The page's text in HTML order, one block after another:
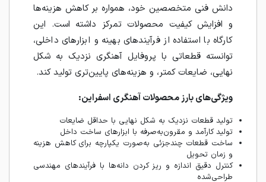
دانش فنی متخصصین خود، همواره بر کاهش هزینه‌ها
و افزایش کیفیت محصولات تمرکز داشته است. این
کارگاه با استفاده از فرآیندهای بهینه و ابزارهای داخلی،
توانسته قطعاتی با پروفایل آهنگری نزدیک به شکل
نهایی، ضایعات کمتر، و هزینه‌های پایین‌تری تولید کند.
ویژگی‌های بارز محصولات آهنگری اسفراین:
تولید قطعات نزدیک به شکل نهایی با حداقل ضایعات
تولید کارآمد و مقرون‌به‌صرفه با ابزارهای ساخت داخل
ساخت قطعات چندجزئی به‌صورت یکپارچه برای کاهش هزینه
و زمان تحویل
کنترل دقیق اندازه و ریز کردن دانه‌ها با فرآیندهای مهندسی
طراحی‌شده